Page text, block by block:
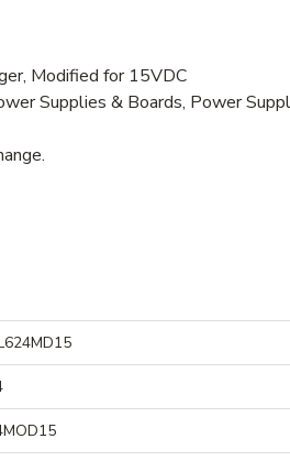
Modified for 15VDC
Supplies & Boards, Power